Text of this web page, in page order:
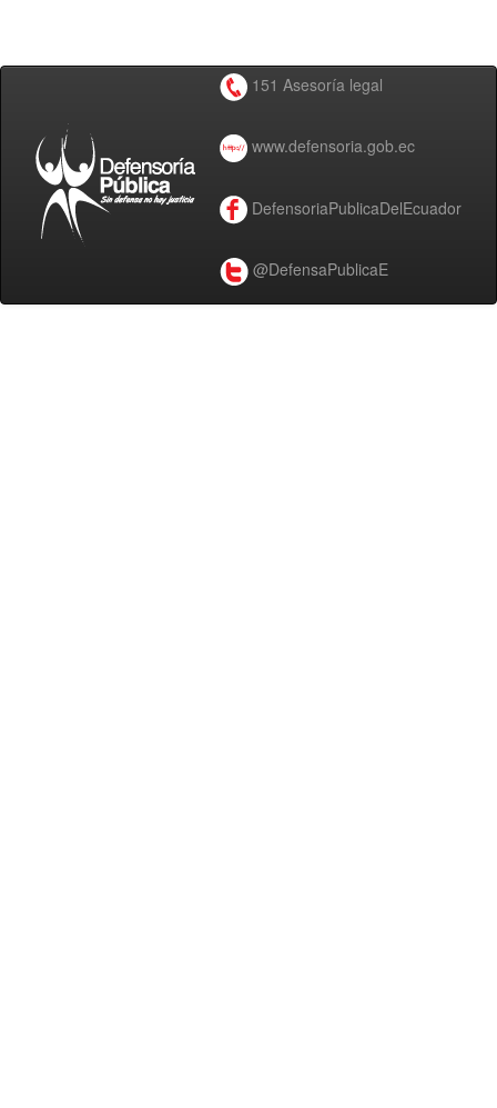
151 Asesoría legal
www.defensoria.gob.ec
DefensoriaPublicaDelEcuador
@DefensaPublicaE